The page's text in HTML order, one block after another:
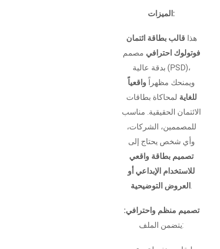
الميزات:
هذا قالب بطاقة ائتمان
فوتولوك احترافي مصمم
بدقة عالية (PSD)،
ويمنحك مظهراً واقعياً
للغاية لمحاكاة بطاقات
الائتمان الحقيقية. مناسب
للمصممين، الشركات،
وأي شخص يحتاج إلى
تصميم بطاقة واقعي
للاستخدام الإبداعي أو
العروض التوضيحية .
تصميم منظم واحترافي:
يتضمن الملف: